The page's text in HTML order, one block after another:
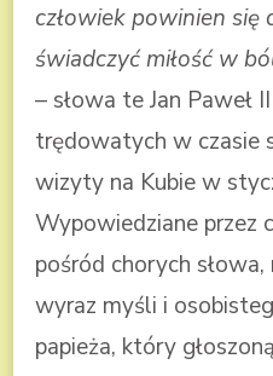
człowiek powinien się
świadczyć miłość w
– słowa te Jan Paweł
trędowatych w czasie
wizyty na Kubie w
Wypowiedziane przez
pośród chorych
wyraz myśli i
papieża, który